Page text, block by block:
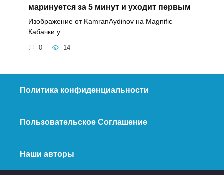
маринуется за 5 минут и уходит первым
Изображение от KamranAydinov на Magnific
Кабачки у
0 14
Политика конфиденциальности
Пользовательское Соглашение
Наши авторы